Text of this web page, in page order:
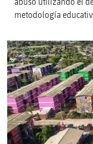
metodología